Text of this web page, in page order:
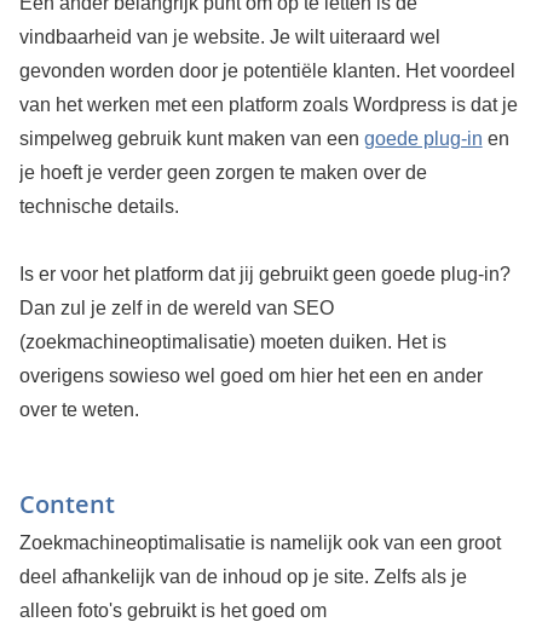
vindbaarheid van je website. Je wilt uiteraard wel
gevonden worden door je potentiële klanten. Het voordeel
van het werken met een platform zoals Wordpress is dat je
simpelweg gebruik kunt maken van een goede plug-in en
je hoeft je verder geen zorgen te maken over de
technische details.
Is er voor het platform dat jij gebruikt geen goede plug-in?
Dan zul je zelf in de wereld van SEO
(zoekmachineoptimalisatie) moeten duiken. Het is
overigens sowieso wel goed om hier het een en ander
over te weten.
Content
Zoekmachineoptimalisatie is namelijk ook van een groot
deel afhankelijk van de inhoud op je site. Zelfs als je
alleen foto's gebruikt is het goed om